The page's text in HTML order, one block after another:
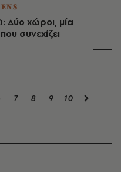
Δύο χώροι, μία
συνεχίζει
7 8 9 10